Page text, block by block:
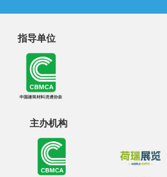
指导单位
主办机构